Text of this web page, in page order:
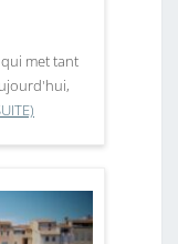
met tant